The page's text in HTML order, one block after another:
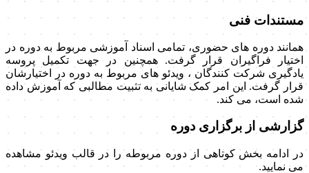
مستندات فنی
همانند دوره های حضوری، تمامی اسناد آموزشی مربوط به دوره در
اختیار فراگیران قرار گرفت. همچنین در جهت تکمیل پروسه
یادگیری شرکت کنندگان ، ویدئو های مربوط به دوره در اختیارشان
قرار گرفت. این امر کمک شایانی به تثبیت مطالبی که آموزش داده
شده است، می کند.
گزارشی از برگزاری دوره
در ادامه بخش کوتاهی از دوره مربوطه را در قالب ویدئو مشاهده
می نمایید.